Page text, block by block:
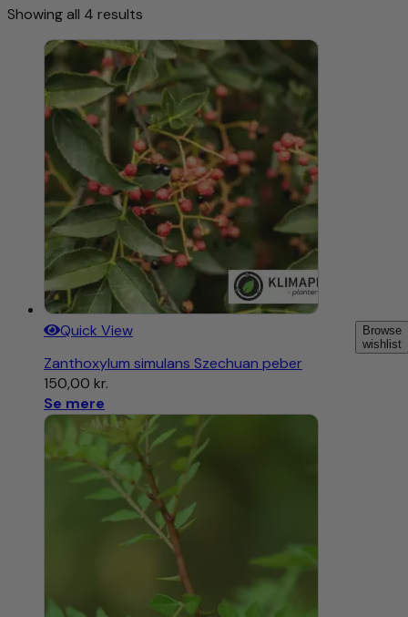
Showing all 4 results
Browse
wishlist
Quick View
Zanthoxylum simulans Szechuan peber
150,00 kr.
Se mere